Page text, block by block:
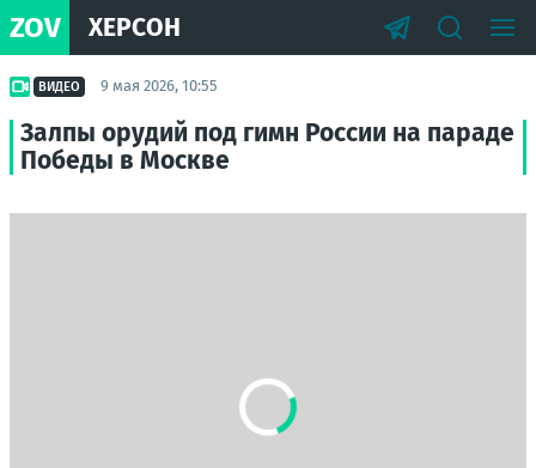
ZOV ХЕРСОН
ВИДЕО 9 мая 2026, 10:55
Залпы орудий под гимн России на параде
Победы в Москве